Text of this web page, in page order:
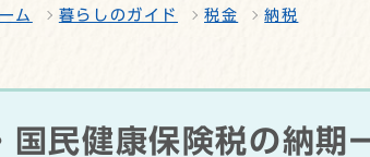
ム 暮らしのガイド 税金 納税
国民健康保険税の納期